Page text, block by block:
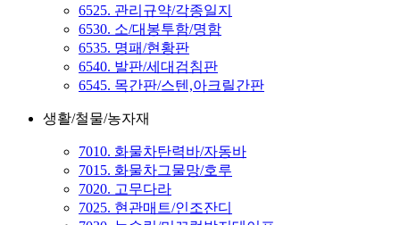
6525. 관리규약/각종일지
6530. 소/대봉투함/명함
6535. 명패/현황판
6540. 발판/세대검침판
6545. 목간판/스텐,아크릴간판
생활/철물/농자재
7010. 화물차탄력바/자동바
7015. 화물차그물망/호루
7020. 고무다라
7025. 현관매트/인조잔디